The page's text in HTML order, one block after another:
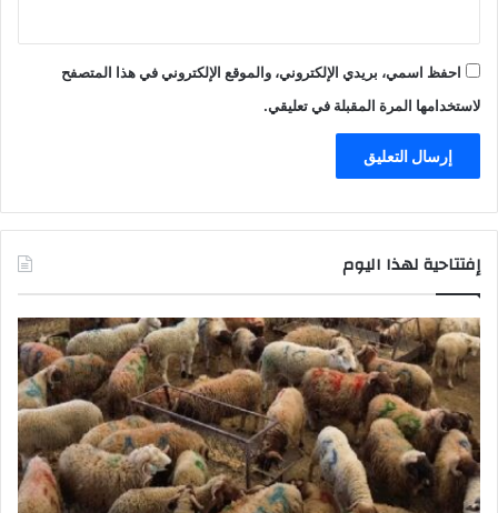
احفظ اسمي، بريدي الإلكتروني، والموقع الإلكتروني في هذا المتصفح
لاستخدامها المرة المقبلة في تعليقي.
إفتتاحية لهذا اليوم